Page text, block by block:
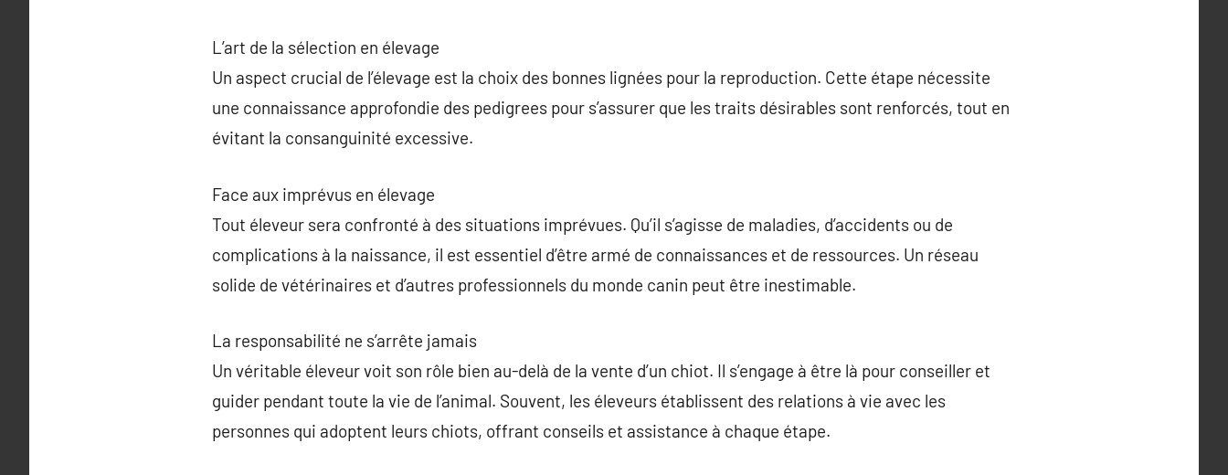
L’art de la sélection en élevage
Un aspect crucial de l’élevage est la choix des bonnes lignées pour la reproduction. Cette étape nécessite
une connaissance approfondie des pedigrees pour s’assurer que les traits désirables sont renforcés, tout en
évitant la consanguinité excessive.
Face aux imprévus en élevage
Tout éleveur sera confronté à des situations imprévues. Qu’il s’agisse de maladies, d’accidents ou de
complications à la naissance, il est essentiel d’être armé de connaissances et de ressources. Un réseau
solide de vétérinaires et d’autres professionnels du monde canin peut être inestimable.
La responsabilité ne s’arrête jamais
Un véritable éleveur voit son rôle bien au-delà de la vente d’un chiot. Il s’engage à être là pour conseiller et
guider pendant toute la vie de l’animal. Souvent, les éleveurs établissent des relations à vie avec les
personnes qui adoptent leurs chiots, offrant conseils et assistance à chaque étape.